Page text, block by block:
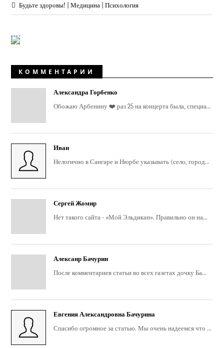
Будьте здоровы! | Медицина | Психология
КОММЕНТАРИИ
Александра Горбенко
Обожаю Арбенину ❤️ раз 25 на концерта была, специа...
Иван
Нелогично в Сангаре и Нюрбе указывать (село, город...
Сергей Жомир
Нет такого сайта - «Мой Эльдикан». Правильно он на...
Алексанр Бачурин
После комментариев статьи во всех газетах дочку Ба...
Евгения Александровна Бачурина
Спасибо огромное за статью. Мы очень надеемся что ...